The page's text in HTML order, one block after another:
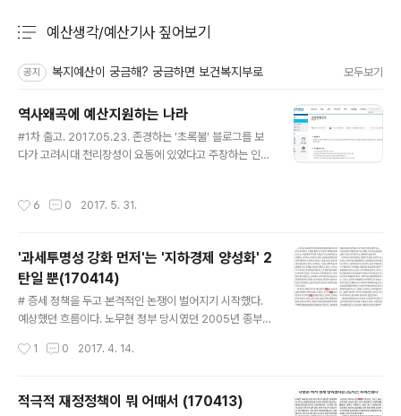
예산생각/예산기사 짚어보기
공지 복지예산이 궁금해? 궁금하면 보건복지부로 모두보기
역사왜곡에 예산지원하는 나라
#1차 출고. 2017.05.23. 존경하는 '초록불' 블로그를 보
다가 고려시대 천리장성이 요동에 있었다고 주장하는 인하
길이 갔습니다. 인하대 고조선연구소는 고려와 국경을 맞
오닝성 톄링(鐵嶺)시를 흐르는 랴오허(遼河·요하)의 지류
를 가리키는 것으로 분석됐다고 22일 밝혔다... 고조선연
구소는 정부 지원을 받아 지난 몇 년간 한국 고대사의 쟁점
사항들에 대한 연구를 하고 있다.(원문은 여기) 고조선연구
지만 명색이 역사학을 연구한다..
6 0 2017. 5. 31.
'과세투명성 강화 먼저'는 '지하경제 양성화' 2
탄일 뿐(170414)
# 증세 정책을 두고 본격적인 논쟁이 벌어지기 시작했다.
예상했던 흐름이다. 노무현 정부 당시였던 2005년 종부세
싼 논쟁이 계속되고 있다. 정부가 제대로 된 해법도 내놓지
'보편증세'를 말했을때 예상할 수 있는 후폭풍이 너무 크다
1 0 2017. 4. 14.
적극적 재정정책이 뭐 어때서 (170413)